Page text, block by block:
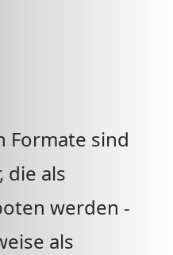
Formate sind
die als
werden -
als